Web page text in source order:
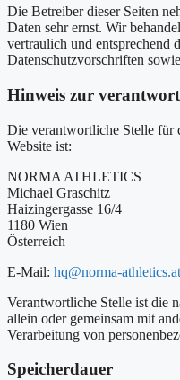
Die Betreiber dieser Seiten
Daten sehr ernst. Wir
vertraulich und entsprechend
Datenschutzvorschriften
Hinweis zur
Die verantwortliche Stelle für
Website ist:
NORMA ATHLETICS
Michael Graschitz
Haizingergasse 16/4
1180 Wien
Österreich
E-Mail: hq@norma-athletics.at
Verantwortliche Stelle ist die
allein oder gemeinsam mit
Verarbeitung von
Speicherdauer